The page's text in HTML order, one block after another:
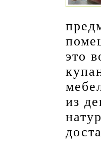
это
из